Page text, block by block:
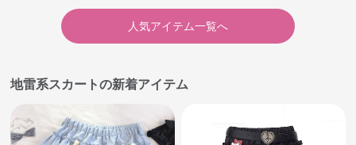
人気アイテム一覧へ
地雷系スカートの新着アイテム